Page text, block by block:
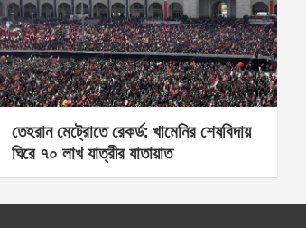
তেহরান মেট্রোতে রেকর্ড: খামেনির শেষবিদায়
ঘিরে ৭০ লাখ যাত্রীর যাতায়াত